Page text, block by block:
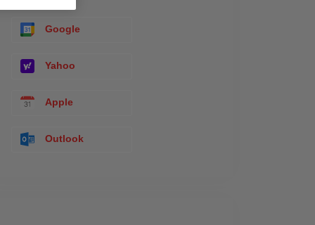
Google
Yahoo
Apple
Outlook